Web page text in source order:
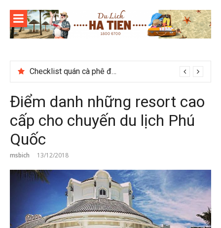
content
Du lịch Sapa: Khám phá bản Ý Linh Hồ độc đáo giữa Tây Bắc
Điểm danh những resort cao
cấp cho chuyến du lịch Phú
Quốc
msbich 13/12/2018